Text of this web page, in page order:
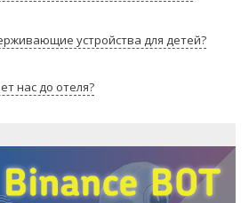
устройства для детей?
нас до отеля?